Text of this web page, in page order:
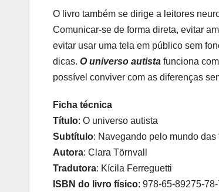
O livro também se dirige a leitores
Comunicar-se de forma direta, evitar
evitar usar uma tela em público sem
dicas. O universo autista funciona
possível conviver com as diferenças
Ficha técnica
Título: O universo autista
Subtítulo: Navegando pelo mundo das
Autora: Clara Törnvall
Tradutora: Kícila Ferreguetti
ISBN do livro físico: 978-65-89275-78-